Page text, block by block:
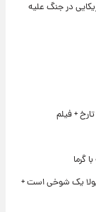
در جنگ علیه
+ فیلم
گرما
یک شوخی است +